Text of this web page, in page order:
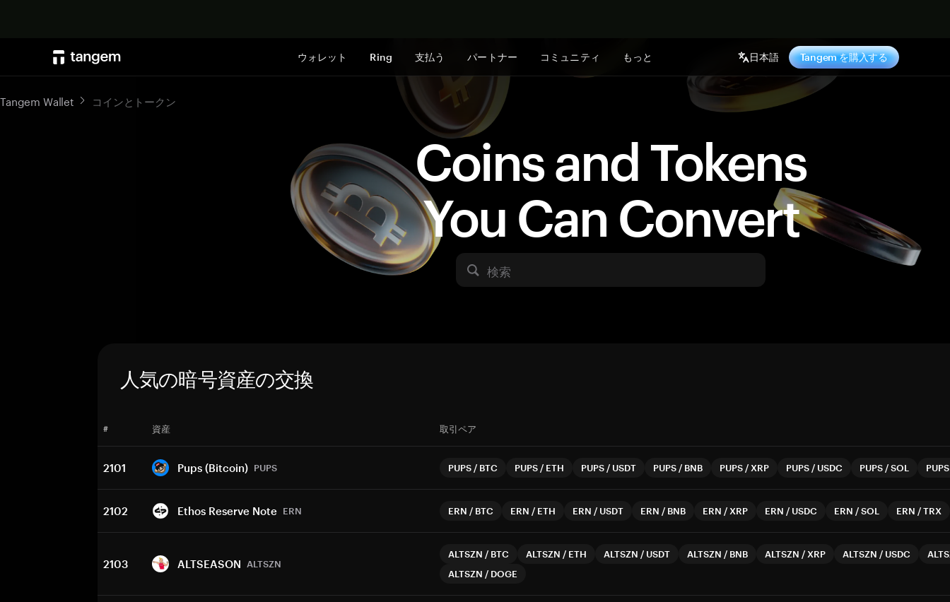
ウォレット Ring 支払う パートナー コミュニティ もっと 日本語 Tangem を購入する
Coins and Tokens
You Can Convert
検索
Tangem Wallet コインとトークン
人気の暗号資産の交換
# 資産 取引ペア
2101 Pups (Bitcoin) PUPS PUPS / BTC PUPS / ETH PUPS / USDT PUPS / BNB PUPS / XRP PUPS / USDC PUPS /SOL PUPS
2102 Ethos Reserve Note ERN ERN / BTC ERN / ETH ERN / USDT ERN / BNB ERN / XRP ERN / USDC ERN /SOL ERN /TRX
2103 ALTSEASON ALTSZN
ALTSZN / BTC ALTSZN / ETH ALTSZN / USDT ALTSZN / BNB ALTSZN / XRP ALTSZN / USDC
ALTSZN / DOGE